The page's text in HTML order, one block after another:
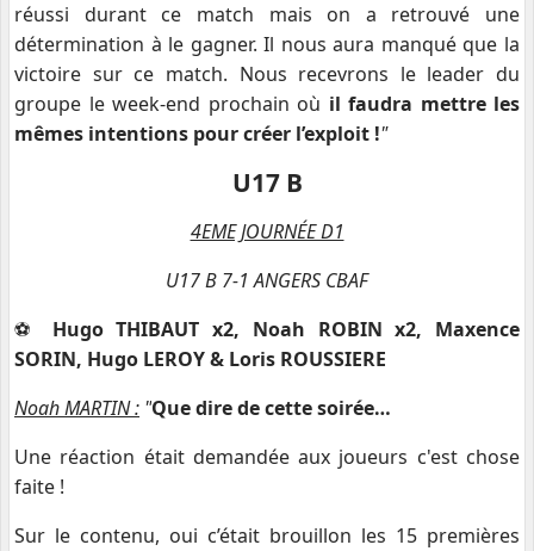
réussi durant ce match mais on a retrouvé une
détermination à le gagner. Il nous aura manqué que la
victoire sur ce match. Nous recevrons le leader du
groupe le week-end prochain où il faudra mettre les
mêmes intentions pour créer l’exploit !"
U17 B
4EME JOURNÉE D1
U17 B 7-1 ANGERS CBAF
⚽️ Hugo THIBAUT x2, Noah ROBIN x2, Maxence
SORIN, Hugo LEROY & Loris ROUSSIERE
Noah MARTIN : "Que dire de cette soirée…
Une réaction était demandée aux joueurs c'est chose
faite !
Sur le contenu, oui c’était brouillon les 15 premières